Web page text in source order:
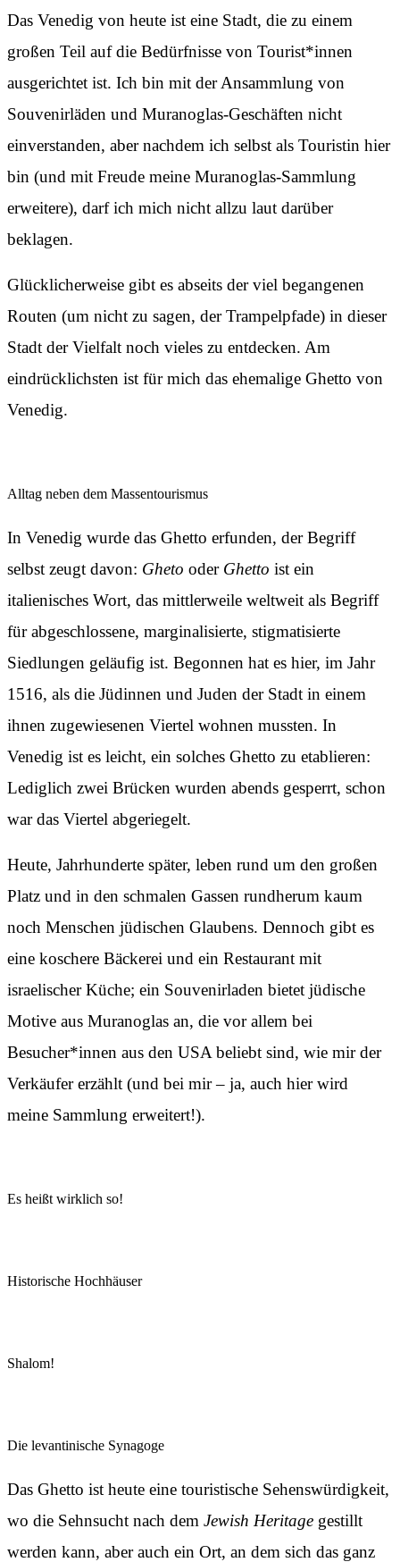
Das Venedig von heute ist eine Stadt, die zu einem
großen Teil auf die Bedürfnisse von Tourist*innen
ausgerichtet ist. Ich bin mit der Ansammlung von
Souvenirläden und Muranoglas-Geschäften nicht
einverstanden, aber nachdem ich selbst als Touristin hier
bin (und mit Freude meine Muranoglas-Sammlung
erweitere), darf ich mich nicht allzu laut darüber
beklagen.
Glücklicherweise gibt es abseits der viel begangenen
Routen (um nicht zu sagen, der Trampelpfade) in dieser
Stadt der Vielfalt noch vieles zu entdecken. Am
eindrücklichsten ist für mich das ehemalige Ghetto von
Venedig.
Alltag neben dem Massentourismus
In Venedig wurde das Ghetto erfunden, der Begriff
selbst zeugt davon: Gheto oder Ghetto ist ein
italienisches Wort, das mittlerweile weltweit als Begriff
für abgeschlossene, marginalisierte, stigmatisierte
Siedlungen geläufig ist. Begonnen hat es hier, im Jahr
1516, als die Jüdinnen und Juden der Stadt in einem
ihnen zugewiesenen Viertel wohnen mussten. In
Venedig ist es leicht, ein solches Ghetto zu etablieren:
Lediglich zwei Brücken wurden abends gesperrt, schon
war das Viertel abgeriegelt.
Heute, Jahrhunderte später, leben rund um den großen
Platz und in den schmalen Gassen rundherum kaum
noch Menschen jüdischen Glaubens. Dennoch gibt es
eine koschere Bäckerei und ein Restaurant mit
israelischer Küche; ein Souvenirladen bietet jüdische
Motive aus Muranoglas an, die vor allem bei
Besucher*innen aus den USA beliebt sind, wie mir der
Verkäufer erzählt (und bei mir – ja, auch hier wird
meine Sammlung erweitert!).
Es heißt wirklich so!
Historische Hochhäuser
Shalom!
Die levantinische Synagoge
Das Ghetto ist heute eine touristische Sehenswürdigkeit,
wo die Sehnsucht nach dem Jewish Heritage gestillt
werden kann, aber auch ein Ort, an dem sich das ganz